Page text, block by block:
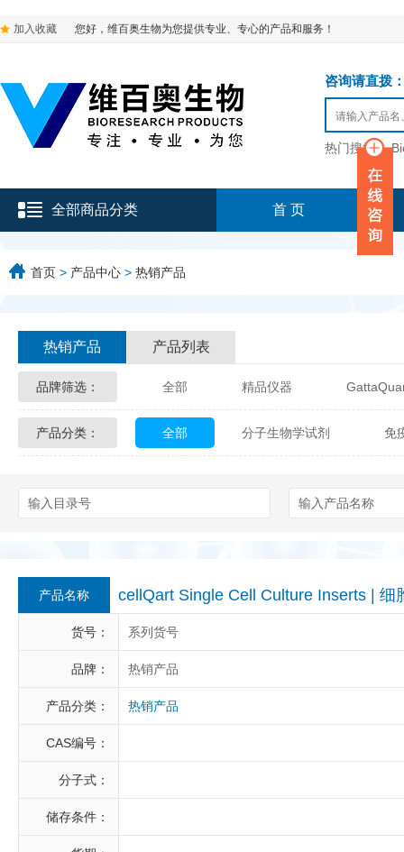
加入收藏 您好，维百奥生物为您提供专业、专心的产品和服务！
咨询请直拨
热门搜索：
全部商品分类 首 页
首页 > 产品中心 > 热销产品
热销产品 产品列表
品牌筛选： 全部 精品仪器
Glycon Biochem Sterlitech
Berry & Associates
LGC Maine Standards
Abbexa AbD Serotec
产品分类： 全部 分子生物学试剂 免
产品名称 cellQart Single Cell Culture Inserts | 细
货号： 系列货号
品牌： 热销产品
产品分类： 热销产品
CAS编号：
分子式：
储存条件：